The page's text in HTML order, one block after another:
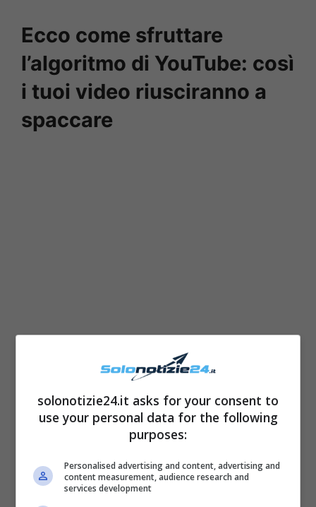
Ecco come sfruttare
l’algoritmo di YouTube: così
i tuoi video riusciranno a
spaccare
ci sono alcune cose che dovete sapere
piattaforma e far andare i vostri contenuti
virali. A partire ovviamente dalla qualità del
video stesso, che deve essere incline alle
ultime tendenze e dare quel qualcosa in più
solonotizie24.it asks for your consent to
use your personal data for the following
purposes:
Personalised advertising and content, advertising and
content measurement, audience research and
services development